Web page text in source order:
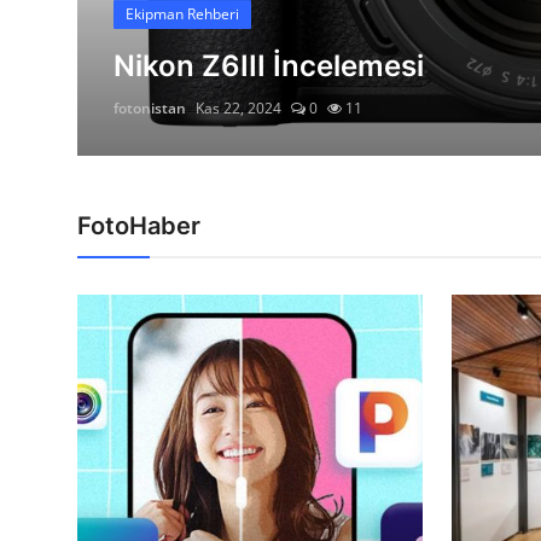
Ekipman Rehberi
Nikon Z6III İncelemesi
fotonistan Kas 22, 2024 0 11
FotoHaber